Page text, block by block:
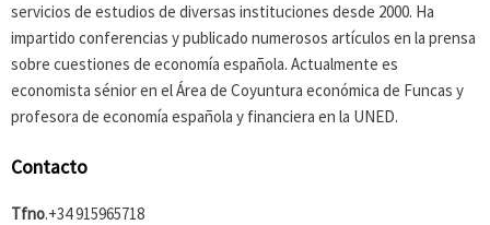
servicios de estudios de diversas instituciones desde 2000. Ha
impartido conferencias y publicado numerosos artículos en la prensa
sobre cuestiones de economía española. Actualmente es
economista sénior en el Área de Coyuntura económica de Funcas y
profesora de economía española y financiera en la UNED.
Contacto
Tfno.+34 915965718